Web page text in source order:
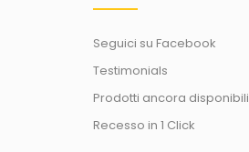
Seguici su Facebook
Testimonials
Prodotti ancora disponibili
Recesso in 1 Click